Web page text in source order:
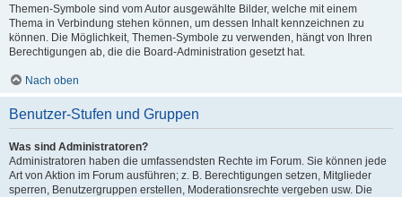
Themen-Symbole sind vom Autor ausgewählte Bilder, welche mit einem
Thema in Verbindung stehen können, um dessen Inhalt kennzeichnen zu
können. Die Möglichkeit, Themen-Symbole zu verwenden, hängt von Ihren
Berechtigungen ab, die die Board-Administration gesetzt hat.
Nach oben
Benutzer-Stufen und Gruppen
Was sind Administratoren?
Administratoren haben die umfassendsten Rechte im Forum. Sie können jede
Art von Aktion im Forum ausführen; z. B. Berechtigungen setzen, Mitglieder
sperren, Benutzergruppen erstellen, Moderationsrechte vergeben usw. Die